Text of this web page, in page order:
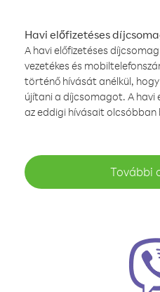
Havi előfizetéses
A havi előfizetéses
vezetékes és
történő hívását anélkül,
újítani a díjcsomagot. A havi
az eddigi hívásait
További